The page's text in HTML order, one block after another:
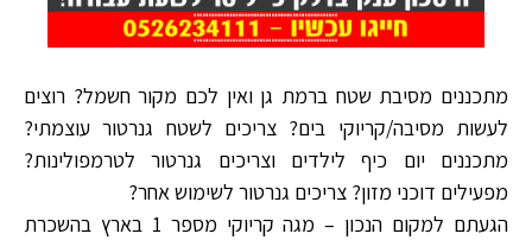
מתכננים מסיבת שטח ברמת גן ואין לכם מקור חשמל? רוצים
לעשות מסיבה/קריוקי בים? צריכים לשטח גנרטור עוצמתי?
מתכננים יום כיף לילדים וצריכים גנרטור לטרמפולינות?
מפעילים דוכני מזון? צריכים גנרטור לשימוש אחר?
הגעתם למקום הנכון – מגה קריוקי מספר 1 בארץ בהשכרת